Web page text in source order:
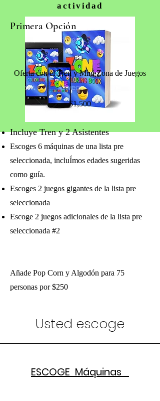
actividad
Primera Opción
Oferta con el Tren y Mini Zona de Juegos
$1,500
Incluye Tren y 2 Asistentes
Escoges 6 máquinas de una lista pre
seleccionada, incluÍmos edades sugeridas
como guía.
Escoges 2 juegos gigantes de la lista pre
seleccionada
Escoge 2 juegos adicionales de la lista pre
seleccionada #2
Añade Pop Corn y Algodón para 75
personas por $250
Usted escoge
ESCOGE Máquinas